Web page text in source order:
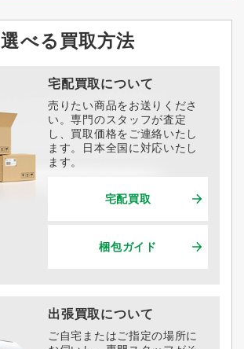
選べる買取方法
宅配買取について
売りたい商品をお送りくださ
い。専門のスタッフが査定
し、買取価格をご連絡いたし
ます。日本全国に対応いたし
ます。
宅配買取
梱包ガイド
出張買取について
ご自宅またはご指定の場所に